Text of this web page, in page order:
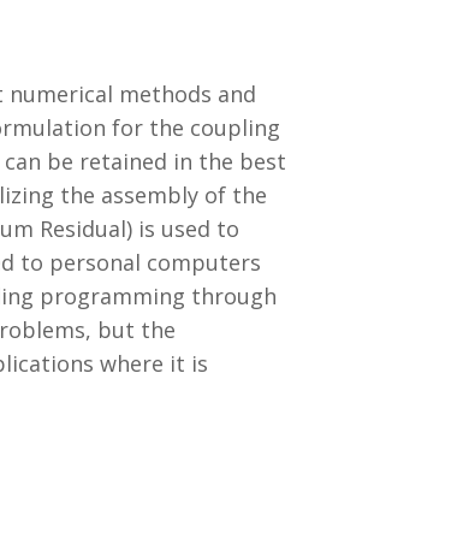
numerical methods and
for the coupling
be retained in the best
the assembly of the
Residual) is used to
to personal computers
programming through
but the
where it is